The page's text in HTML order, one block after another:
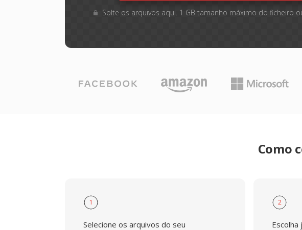
Solte os arquivos aqui. 1 GB tamanho máximo do ficheiro
Como
1
Selecione os arquivos do seu
2